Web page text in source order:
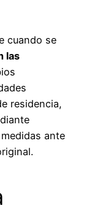
cuando se
las
residencia,
ante